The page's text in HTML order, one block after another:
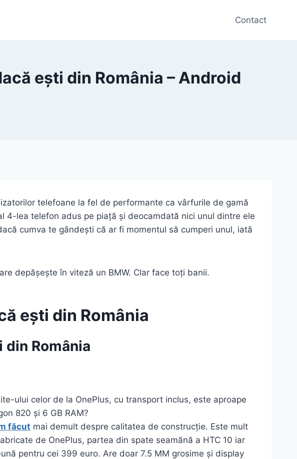
Contact
ești din România – Android
telefoane la fel de performante ca vârfurile de gamă
4-lea telefon adus pe piață și deocamdată nici unul dintre ele
cumva te gândești că ar fi momentul să cumperi unul, iată
depășește în viteză un BMW. Clar face toți banii.
ești din România
România
ului celor de la OnePlus, cu transport inclus, este aproape
820 și 6 GB RAM?
făcut mai demult despre calitatea de construcție. Este mult
de OnePlus, partea din spate seamănă a HTC 10 iar
pentru cei 399 euro. Are doar 7.5 MM grosime și display